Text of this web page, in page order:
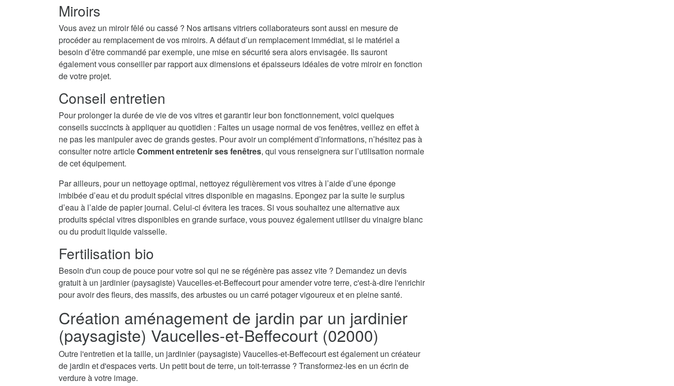
Miroirs
Vous avez un miroir fêlé ou cassé ? Nos artisans vitriers collaborateurs sont aussi en mesure de
procéder au remplacement de vos miroirs. A défaut d’un remplacement immédiat, si le matériel a
besoin d’être commandé par exemple, une mise en sécurité sera alors envisagée. Ils sauront
également vous conseiller par rapport aux dimensions et épaisseurs idéales de votre miroir en fonction
de votre projet.
Conseil entretien
Pour prolonger la durée de vie de vos vitres et garantir leur bon fonctionnement, voici quelques
conseils succincts à appliquer au quotidien : Faites un usage normal de vos fenêtres, veillez en effet à
ne pas les manipuler avec de grands gestes. Pour avoir un complément d’informations, n’hésitez pas à
consulter notre articleComment entretenir ses fenêtres, qui vous renseignera sur l’utilisation normale
de cet équipement.
Par ailleurs, pour un nettoyage optimal, nettoyez régulièrement vos vitres à l’aide d’une éponge
imbibée d’eau et du produit spécial vitres disponible en magasins. Epongez par la suite le surplus
d’eau à l’aide de papier journal. Celui-ci évitera les traces. Si vous souhaitez une alternative aux
produits spécial vitres disponibles en grande surface, vous pouvez également utiliser du vinaigre blanc
ou du produit liquide vaisselle.
Fertilisation bio
Besoin d'un coup de pouce pour votre sol qui ne se régénère pas assez vite ? Demandez un devis
gratuit à un jardinier (paysagiste) Vaucelles-et-Beffecourt pour amender votre terre, c'est-à-dire l'enrichir
pour avoir des fleurs, des massifs, des arbustes ou un carré potager vigoureux et en pleine santé.
Création aménagement de jardin par un jardinier
(paysagiste) Vaucelles-et-Beffecourt (02000)
Outre l'entretien et la taille, un jardinier (paysagiste) Vaucelles-et-Beffecourt est également un créateur
de jardin et d'espaces verts. Un petit bout de terre, un toit-terrasse ? Transformez-les en un écrin de
verdure à votre image.